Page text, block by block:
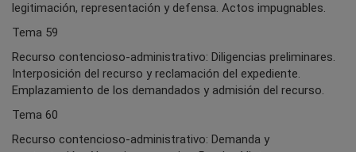
legitimación, representación y defensa. Actos impugnables.
Tema 59
Recurso contencioso-administrativo: Diligencias preliminares.
Interposición del recurso y reclamación del expediente.
Emplazamiento de los demandados y admisión del recurso.
Tema 60
Recurso contencioso-administrativo: Demanda y